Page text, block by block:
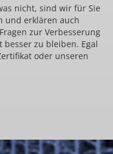
nicht, sind wir für Sie
und erklären auch
zur Verbesserung
zu bleiben. Egal
oder unseren